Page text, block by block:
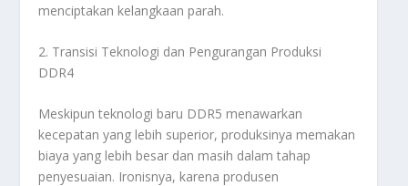
menciptakan kelangkaan parah.
2. Transisi Teknologi dan Pengurangan Produksi
DDR4
Meskipun teknologi baru DDR5 menawarkan
kecepatan yang lebih superior, produksinya memakan
biaya yang lebih besar dan masih dalam tahap
penyesuaian. Ironisnya, karena produsen